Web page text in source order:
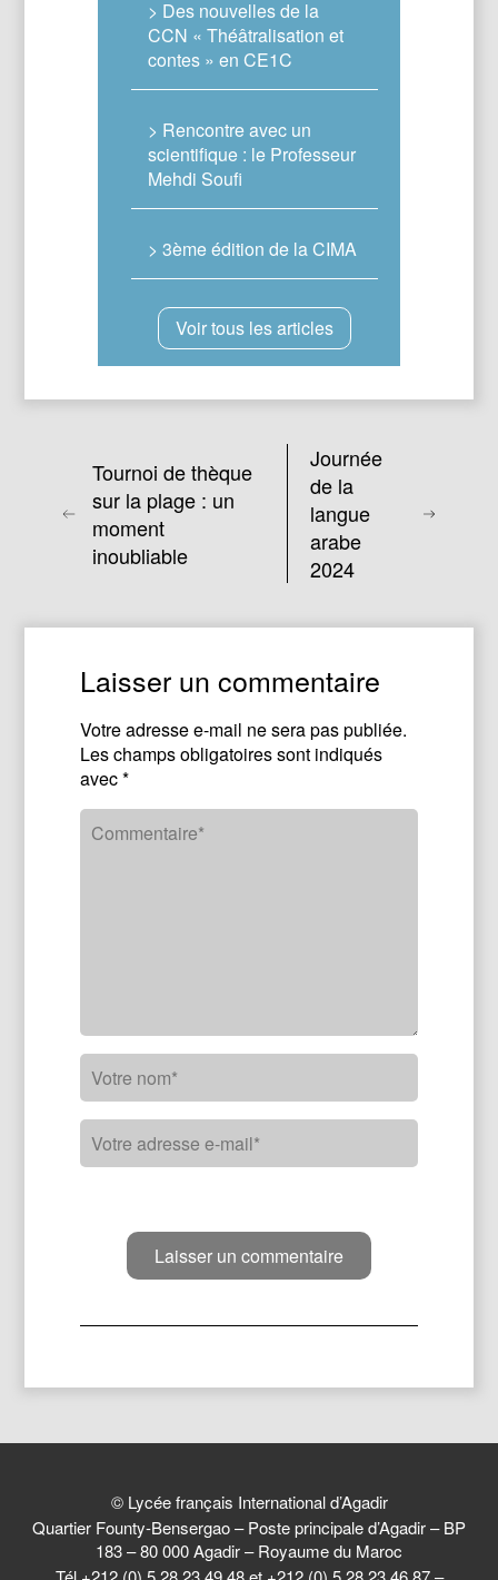
> Des nouvelles de la
CCN « Théâtralisation et
contes » en CE1C
> Rencontre avec un
scientifique : le Professeur
Mehdi Soufi
> 3ème édition de la CIMA
Voir tous les articles
Tournoi de thèque
sur la plage : un
moment
inoubliable
Journée
de la
langue
arabe
2024
Laisser un commentaire
Votre adresse e-mail ne sera pas publiée.
Les champs obligatoires sont indiqués
avec*
© Lycée français International d’Agadir
Quartier Founty-Bensergao – Poste principale d’Agadir – BP
183 – 80 000 Agadir – Royaume du Maroc